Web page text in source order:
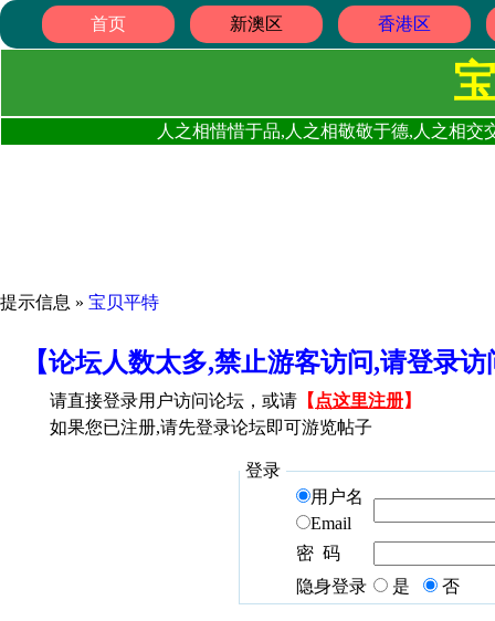
首页 新澳区 香港区
人之相惜惜于品,人之相敬敬于德,人之相
提示信息 » 宝贝平特
【论坛人数太多,禁止游客访问,请登录
请直接登录用户访问论坛，或请 【 点这里注册】
如果您已注册,请先登录论坛即可游览帖子
登录
用户名
Email
密 码
隐身登录
是 否